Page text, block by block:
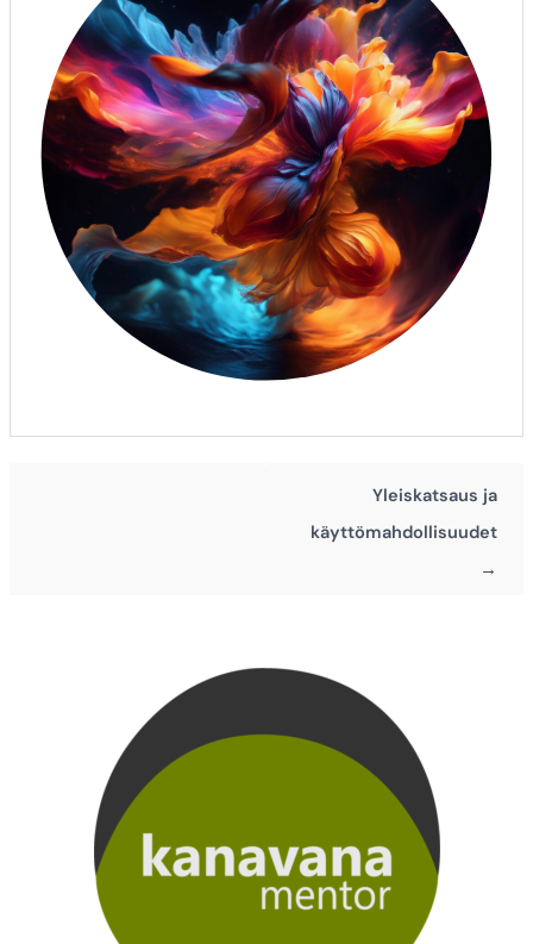
Yleiskatsaus ja
käyttömahdollisuudet
→